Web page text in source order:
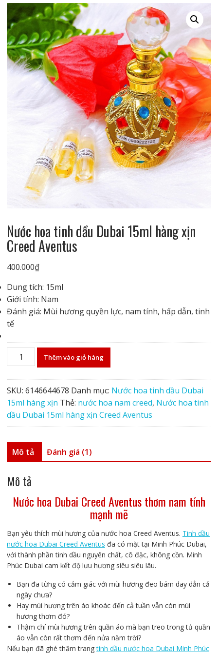
Nước hoa tinh dầu Dubai 15ml hàng xịn
Creed Aventus
400.000₫
Dung tích: 15ml
Giới tính: Nam
Đánh giá: Mùi hương quyền lực, nam tính, hấp dẫn, tinh
tế
Nước
hoa
tinh
dầu
Dubai
15ml
hàng
Creed
Aventus
số
lượng
Thêm vào giỏ hàng
SKU: 6146644678 Danh mục: Nước hoa tinh dầu Dubai
15ml hàng xịn Thẻ: nước hoa nam creed, Nước hoa tinh
dầu Dubai 15ml hàng xịn Creed Aventus
Mô tả Đánh giá (1)
Mô tả
Nước hoa Dubai Creed Aventus thơm nam tính
mạnh mẽ
Bạn yêu thích mùi hương của nước hoa Creed Aventus. Tinh dầu
nước hoa Dubai Creed Aventus đã có mặt tại Minh Phúc Dubai,
với thành phần tinh dầu nguyên chất, cô đặc, không cồn. Minh
Phúc Dubai cam kết độ lưu hương siêu siêu lâu.
Bạn đã từng có cảm giác với mùi hương đeo bám day dẳn cả
ngày chưa?
Hay mùi hương trên áo khoác đến cả tuần vẫn còn mùi
hương thơm đó?
Thậm chí mùi hương trên quần áo mà bạn treo trong tủ quần
áo vẫn còn rất thơm đến nửa năm trời?
Nếu bạn đã ghé thăm trangtinh dầu nước hoa Dubai Minh Phúc